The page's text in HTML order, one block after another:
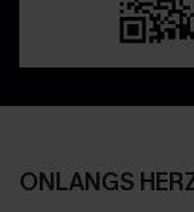
ONLANGS